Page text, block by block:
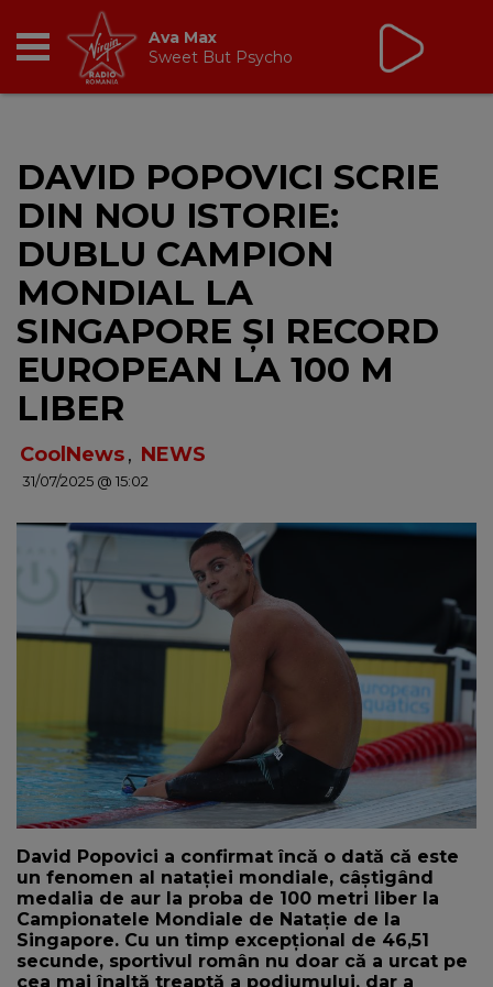
BREAKFAST
TIC TALK
CÂȘTIGĂ
HOT 30
DANCEFLOOR CHART
RADIO ACADEMY
NEWS
CONTUL MEU
Weekend
08:00 - 12:00
DAVID POPOVICI SCRIE
DIN NOU ISTORIE:
DUBLU CAMPION
MONDIAL LA
SINGAPORE ȘI RECORD
EUROPEAN LA 100 M
LIBER
CoolNews, NEWS
31/07/2025 @ 15:02
David Popovici a confirmat încă o dată că este
un fenomen al natației mondiale, câștigând
medalia de aur la proba de 100 metri liber la
Campionatele Mondiale de Natație de la
Singapore. Cu un timp excepțional de 46,51
secunde, sportivul român nu doar că a urcat pe
cea mai înaltă treaptă a podiumului, dar a